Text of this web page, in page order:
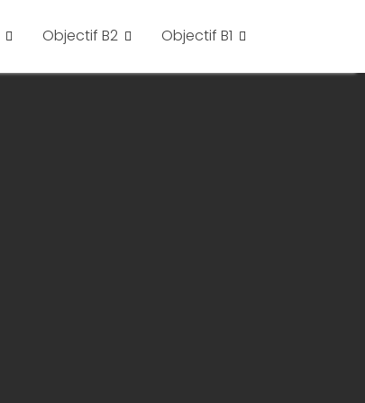
Objectif B2 Objectif B1